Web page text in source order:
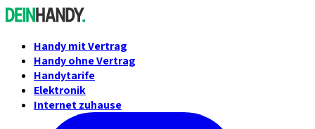
Handy mit Vertrag
Handy ohne Vertrag
Handytarife
Elektronik
Internet zuhause